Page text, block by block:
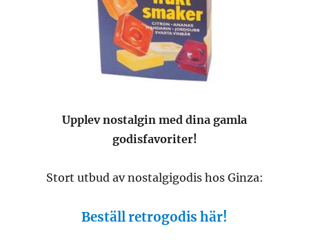
Upplev nostalgin med dina gamla
godisfavoriter!
Stort utbud av nostalgigodis hos Ginza:
Beställ retrogodis här!